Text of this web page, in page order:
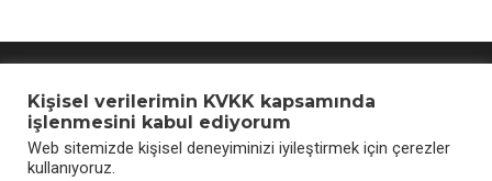
Kişisel verilerimin KVKK kapsamında
işlenmesini kabul ediyorum
Web sitemizde kişisel deneyiminizi iyileştirmek için çerezler
kullanıyoruz.